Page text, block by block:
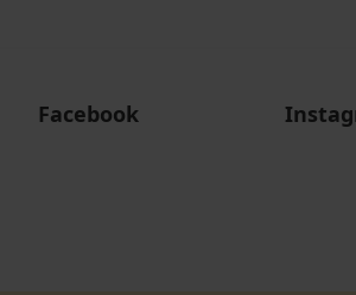
Facebook